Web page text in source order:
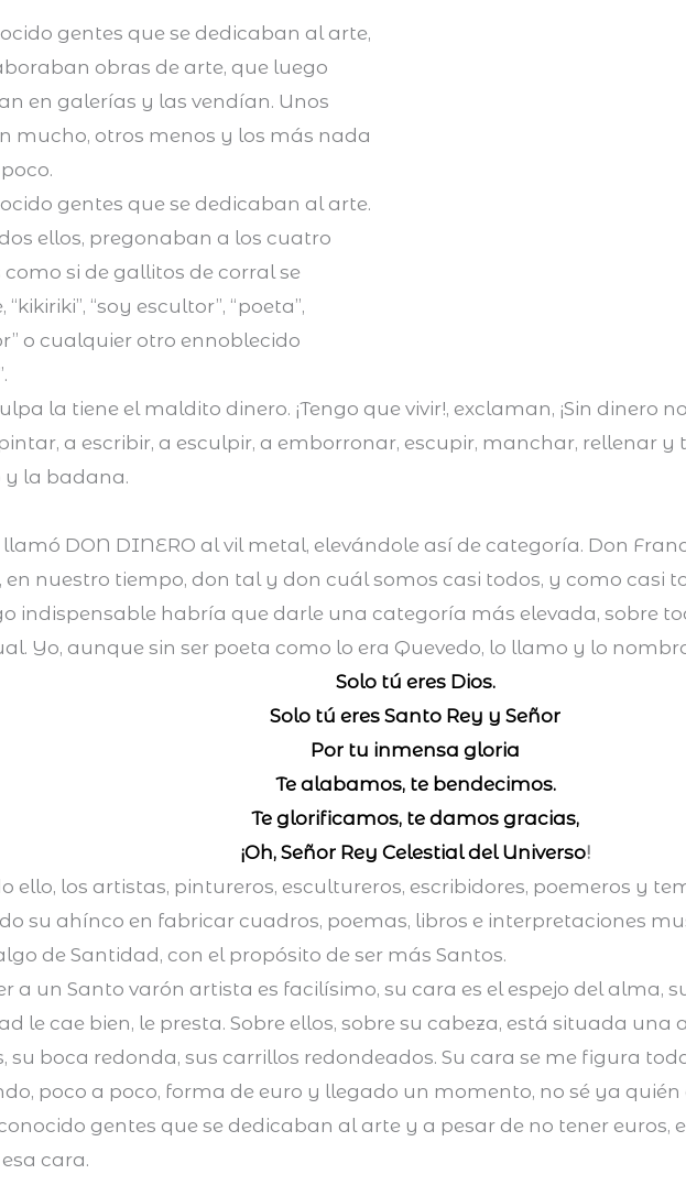
gentes que se dedicaban al arte,
obras de arte, que luego
en galerías y las vendían. Unos
mucho, otros menos y los más nada
gentes que se dedicaban al arte.
ellos, pregonaban a los cuatro
como si de gallitos de corral se
“soy escultor”, “poeta”,
o cualquier otro ennoblecido
la tiene el maldito dinero. ¡Tengo que vivir!, exclaman, ¡Sin dinero
a escribir, a esculpir, a emborronar, escupir, manchar, rellenar y
la badana.
DON DINERO al vil metal, elevándole así de categoría. Don
en nuestro tiempo, don tal y don cuál somos casi todos, y como casi
indispensable habría que darle una categoría más elevada, sobre
Yo, aunque sin ser poeta como lo era Quevedo, lo llamo y lo
Solo tú eres Dios.
Solo tú eres Santo Rey y Señor
Por tu inmensa gloria
Te alabamos, te bendecimos.
Te glorificamos, te damos gracias,
¡Oh, Señor Rey Celestial del Universo!
ello, los artistas, pintureros, escultureros, escribidores, poemeros y
su ahínco en fabricar cuadros, poemas, libros e interpretaciones
de Santidad, con el propósito de ser más Santos.
a un Santo varón artista es facilísimo, su cara es el espejo del alma,
le cae bien, le presta. Sobre ellos, sobre su cabeza, está situada una
su boca redonda, sus carrillos redondeados. Su cara se me figura
poco a poco, forma de euro y llegado un momento, no sé ya quién
gentes que se dedicaban al arte y a pesar de no tener euros,
cara.